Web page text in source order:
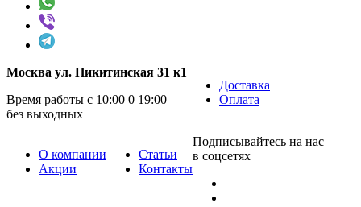
Москва ул. Никитинская 31 к1
Время работы с 10:00 0 19:00
без выходных
Доставка
Оплата
О компании
Акции
Статьи
Контакты
Подписывайтесь на нас
в соцсетях